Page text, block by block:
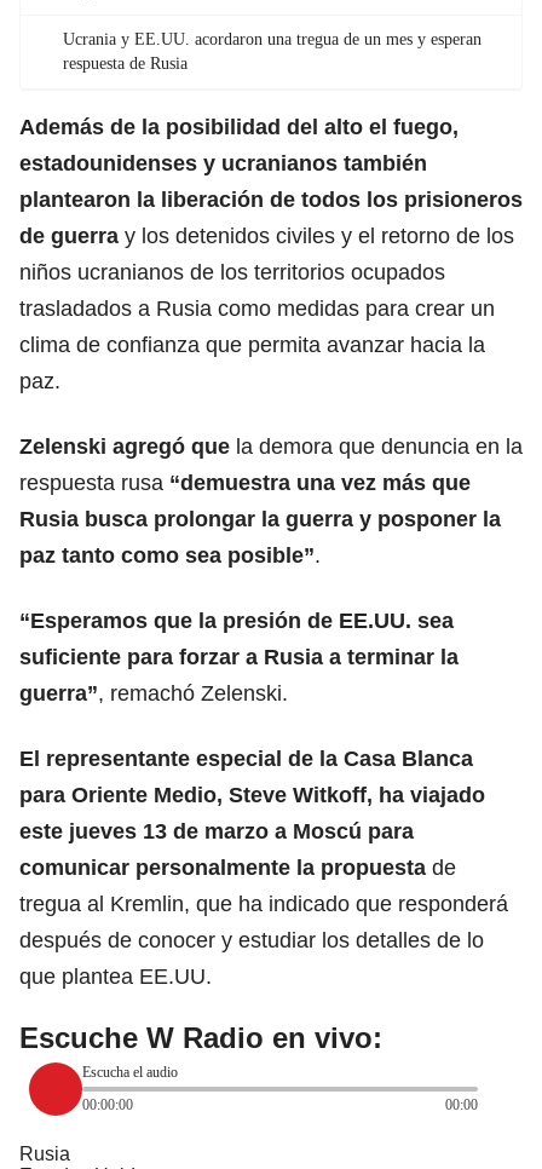
Ucrania y EE.UU. acordaron una tregua de un mes y esperan
respuesta de Rusia
Además de la posibilidad del alto el fuego,
estadounidenses y ucranianos también
plantearon la liberación de todos los prisioneros
de guerra y los detenidos civiles y el retorno de los
niños ucranianos de los territorios ocupados
trasladados a Rusia como medidas para crear un
clima de confianza que permita avanzar hacia la
paz.
Zelenski agregó que la demora que denuncia en la
respuesta rusa “demuestra una vez más que
Rusia busca prolongar la guerra y posponer la
paz tanto como sea posible”.
“Esperamos que la presión de EE.UU. sea
suficiente para forzar a Rusia a terminar la
guerra”, remachó Zelenski.
El representante especial de la Casa Blanca
para Oriente Medio, Steve Witkoff, ha viajado
este jueves 13 de marzo a Moscú para
comunicar personalmente la propuesta de
tregua al Kremlin, que ha indicado que responderá
después de conocer y estudiar los detalles de lo
que plantea EE.UU.
Escuche W Radio en vivo:
Escucha el audio
00:00:00
00:00
Rusia